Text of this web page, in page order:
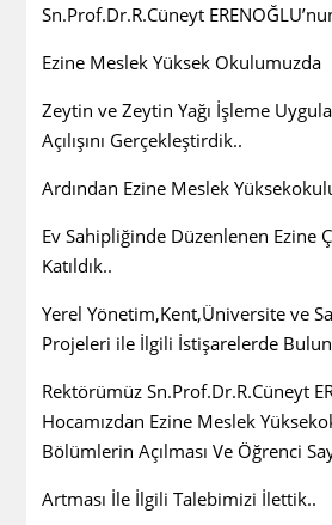
Sn.Prof.Dr.R.Cüneyt
Ezine Meslek Yüksek Okulumuzda
Zeytin ve Zeytin Yağı İşleme
Açılışını Gerçekleştirdik..
Ardından Ezine Meslek
Ev Sahipliğinde Düzenlenen Ezine
Katıldık..
Yerel Yönetim,Kent,Üniversite ve
Projeleri ile İlgili İstişarelerde
Rektörümüz Sn.Prof.Dr.R.Cüneyt
Hocamızdan Ezine Meslek
Bölümlerin Açılması Ve Öğrenci
Artması İle İlgili Talebimizi İlettik..